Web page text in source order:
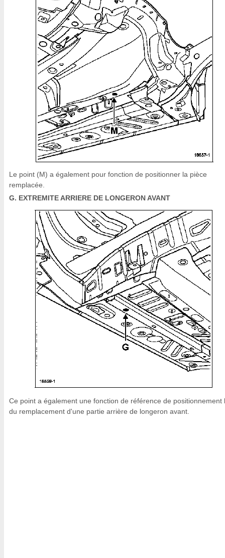
Le point (M) a également pour fonction de positionner la pièce
remplacée.
G. EXTREMITE ARRIERE DE LONGERON AVANT
Ce point a également une fonction de référence de positionnement
du remplacement d'une partie arrière de longeron avant.